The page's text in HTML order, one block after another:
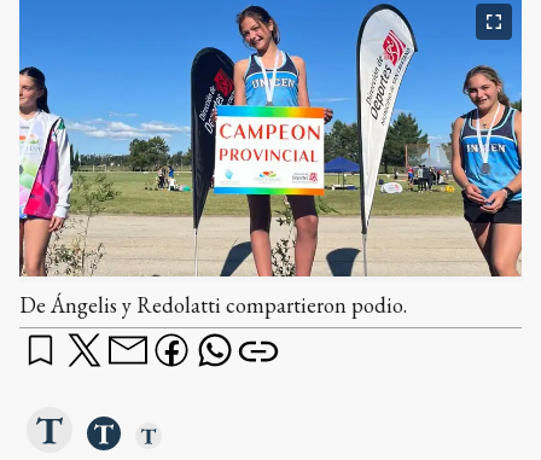
De Ángelis y Redolatti compartieron podio.